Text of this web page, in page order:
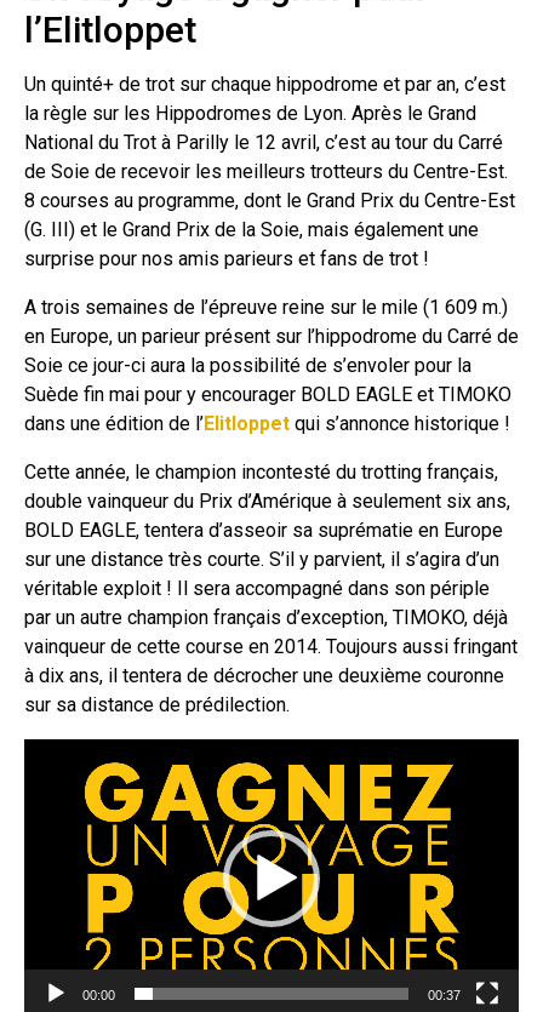
l’Elitloppet
Un quinté+ de trot sur chaque hippodrome et par an, c’est
la règle sur les Hippodromes de Lyon. Après le Grand
National du Trot à Parilly le 12 avril, c’est au tour du Carré
de Soie de recevoir les meilleurs trotteurs du Centre-Est.
8 courses au programme, dont le Grand Prix du Centre-Est
(G. III) et le Grand Prix de la Soie, mais également une
surprise pour nos amis parieurs et fans de trot !
A trois semaines de l’épreuve reine sur le mile (1 609 m.)
en Europe, un parieur présent sur l’hippodrome du Carré de
Soie ce jour-ci aura la possibilité de s’envoler pour la
Suède fin mai pour y encourager BOLD EAGLE et TIMOKO
dans une édition de l’Elitloppet qui s’annonce historique !
Cette année, le champion incontesté du trotting français,
double vainqueur du Prix d’Amérique à seulement six ans,
BOLD EAGLE, tentera d’asseoir sa suprématie en Europe
sur une distance très courte. S’il y parvient, il s’agira d’un
véritable exploit ! Il sera accompagné dans son périple
par un autre champion français d’exception, TIMOKO, déjà
vainqueur de cette course en 2014. Toujours aussi fringant
à dix ans, il tentera de décrocher une deuxième couronne
sur sa distance de prédilection.
00:00 00:37